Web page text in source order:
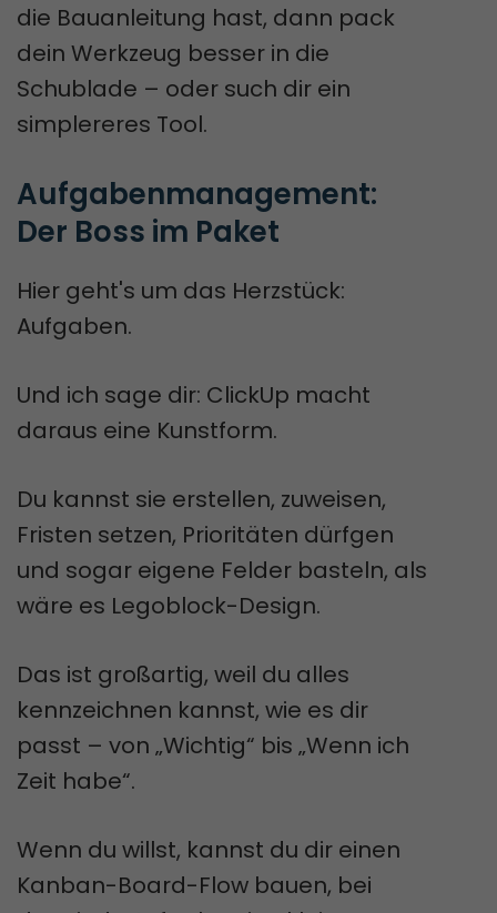
die Bauanleitung hast, dann pack
dein Werkzeug besser in die
Schublade – oder such dir ein
simplereres Tool.
Aufgabenmanagement:
Der Boss im Paket
Hier geht's um das Herzstück:
Aufgaben.
Und ich sage dir: ClickUp macht
daraus eine Kunstform.
Du kannst sie erstellen, zuweisen,
Fristen setzen, Prioritäten dürfgen
und sogar eigene Felder basteln, als
wäre es Legoblock-Design.
Das ist großartig, weil du alles
kennzeichnen kannst, wie es dir
passt – von „Wichtig“ bis „Wenn ich
Zeit habe“.
Wenn du willst, kannst du dir einen
Kanban-Board-Flow bauen, bei